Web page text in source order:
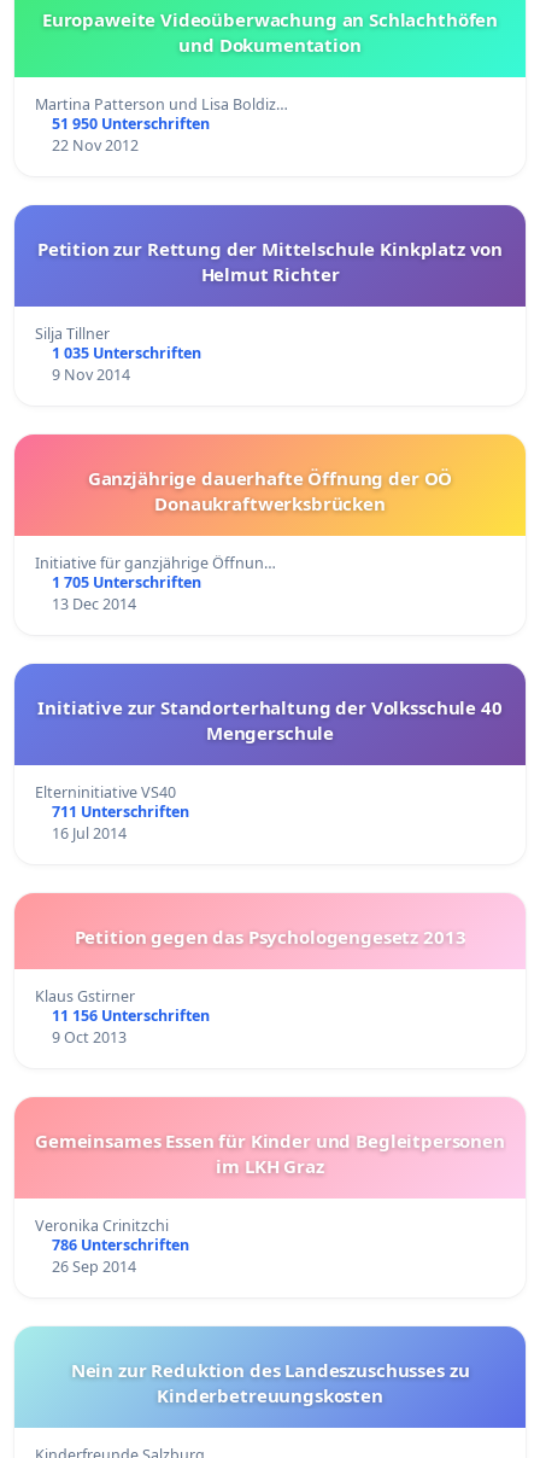
Europaweite Videoüberwachung an Schlachthöfen
und Dokumentation
Martina Patterson und Lisa Boldiz…
51 950 Unterschriften
22 Nov 2012
Petition zur Rettung der Mittelschule Kinkplatz von
Helmut Richter
Silja Tillner
1 035 Unterschriften
9 Nov 2014
Ganzjährige dauerhafte Öffnung der OÖ
Donaukraftwerksbrücken
Initiative für ganzjährige Öffnun…
1 705 Unterschriften
13 Dec 2014
Initiative zur Standorterhaltung der Volksschule 40
Mengerschule
Elterninitiative VS40
711 Unterschriften
16 Jul 2014
Petition gegen das Psychologengesetz 2013
Klaus Gstirner
11 156 Unterschriften
9 Oct 2013
Gemeinsames Essen für Kinder und Begleitpersonen
im LKH Graz
Veronika Crinitzchi
786 Unterschriften
26 Sep 2014
Nein zur Reduktion des Landeszuschusses zu
Kinderbetreuungskosten